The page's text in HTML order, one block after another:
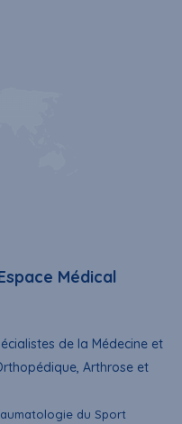
Médical
de la Médecine et
Arthrose et
du Sport